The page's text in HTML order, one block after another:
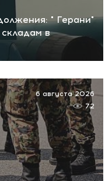
" Герани"
в
6 августа 2026
72